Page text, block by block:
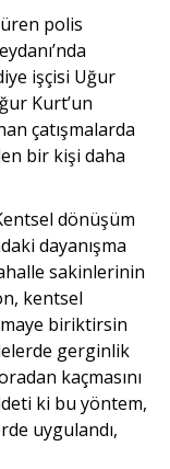
polis
işçisi Uğur
Kurt’un
çatışmalarda
bir kişi daha
dönüşüm
dayanışma
sakinlerinin
kentsel
biriktirsin
gerginlik
kaç­masını
ki bu yöntem,
uygulandı,